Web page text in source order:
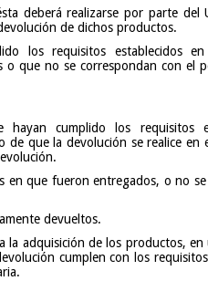
deberá realizarse por parte del
de dichos productos.
los requisitos establecidos en
o que no se correspondan con el
hayan cumplido los requisitos
que la devolución se realice en
en que fueron entregados, o no
devueltos.
la adquisición de los productos,
cumplen con los